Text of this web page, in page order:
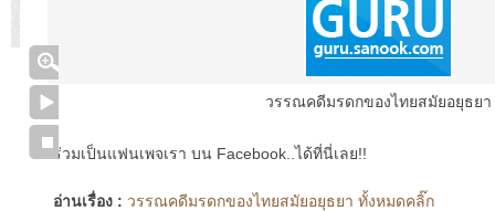
วรรณคดีมรดกของไทยสมัยอยุธยา
ร่วมเป็นแฟนเพจเรา บน Facebook..ได้ที่นี่เลย!!
อ่านเรื่อง : วรรณคดีมรดกของไทยสมัยอยุธยา ทั้งหมดคลิ๊ก